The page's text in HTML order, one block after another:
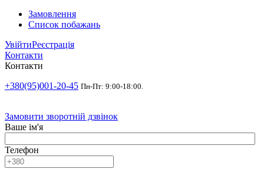
Замовлення
Список побажань
УвійтиРеєстрація
Контакти
Контакти
+380(95)001-20-45 Пн-Пт: 9:00-18:00.
Замовити зворотній дзвінок
Ваше ім'я
Телефон